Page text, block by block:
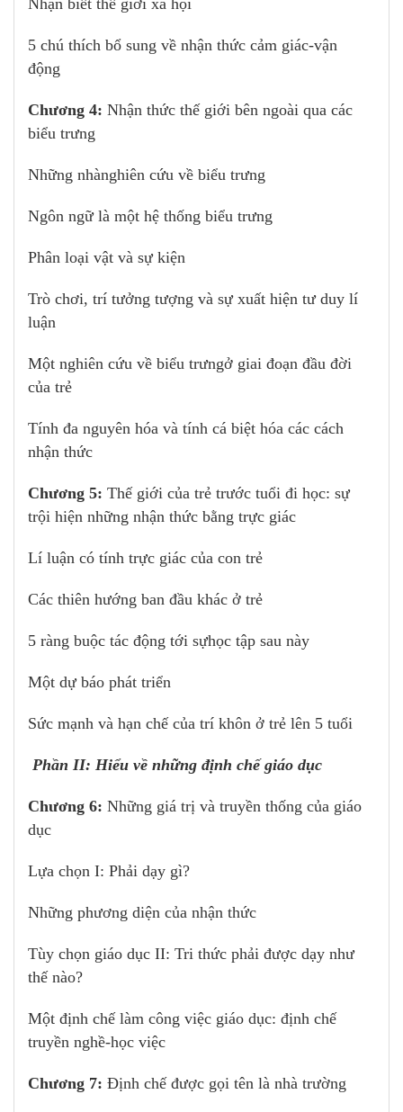
Nhận biết thế giới xã hội
5 chú thích bổ sung về nhận thức cảm giác-vận
động
Chương 4: Nhận thức thế giới bên ngoài qua các
biểu trưng
Những nhànghiên cứu về biểu trưng
Ngôn ngữ là một hệ thống biểu trưng
Phân loại vật và sự kiện
Trò chơi, trí tưởng tượng và sự xuất hiện tư duy lí
luận
Một nghiên cứu về biểu trưngở giai đoạn đầu đời
của trẻ
Tính đa nguyên hóa và tính cá biệt hóa các cách
nhận thức
Chương 5: Thế giới của trẻ trước tuổi đi học: sự
trội hiện những nhận thức bằng trực giác
Lí luận có tính trực giác của con trẻ
Các thiên hướng ban đầu khác ở trẻ
5 ràng buộc tác động tới sựhọc tập sau này
Một dự báo phát triển
Sức mạnh và hạn chế của trí khôn ở trẻ lên 5 tuổi
Phần II: Hiểu về những định chế giáo dục
Chương 6: Những giá trị và truyền thống của giáo
dục
Lựa chọn I: Phải dạy gì?
Những phương diện của nhận thức
Tùy chọn giáo dục II: Tri thức phải được dạy như
thế nào?
Một định chế làm công việc giáo dục: định chế
truyền nghề-học việc
Chương 7: Định chế được gọi tên là nhà trường